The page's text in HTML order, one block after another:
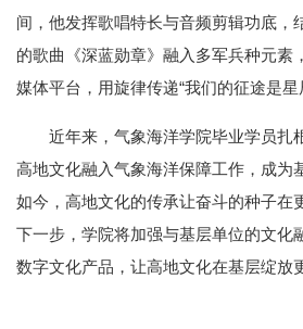
间，他发挥歌唱特长与音频剪辑功底，
的歌曲《深蓝勋章》融入多军兵种元素
媒体平台，用旋律传递“我们的征途是星
近年来，气象海洋学院毕业学员扎
高地文化融入气象海洋保障工作，成为
如今，高地文化的传承让奋斗的种子在
下一步，学院将加强与基层单位的文化
数字文化产品，让高地文化在基层绽放